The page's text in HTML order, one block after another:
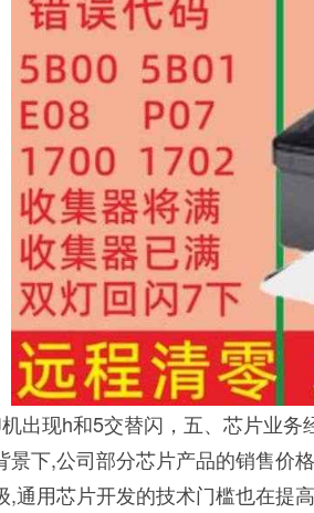
出现h和5交替闪，五、芯片业
景下,公司部分芯片产品的销售价
,通用芯片开发的技术门槛也在提